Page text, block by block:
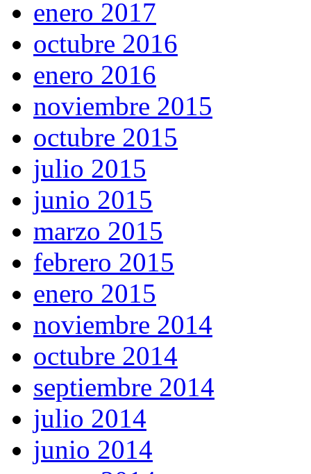
enero 2017
octubre 2016
enero 2016
noviembre 2015
octubre 2015
julio 2015
junio 2015
marzo 2015
febrero 2015
enero 2015
noviembre 2014
octubre 2014
septiembre 2014
julio 2014
junio 2014